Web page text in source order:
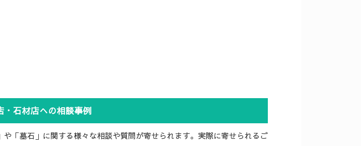
・石材店への相談事例
「墓石」に関する様々な相談や質問が寄せられます。実際に寄せられるご